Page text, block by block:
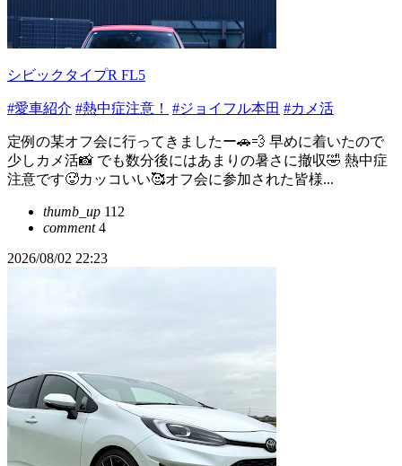
シビックタイプR FL5
#愛車紹介 #熱中症注意！ #ジョイフル本田 #カメ活
定例の某オフ会に行ってきましたー🚗💨 早めに着いたので
少しカメ活📸 でも数分後にはあまりの暑さに撤収🤣 熱中症
注意です🥵カッコいい🥰オフ会に参加された皆様...
thumb_up 112
comment4
2026/08/02 22:23